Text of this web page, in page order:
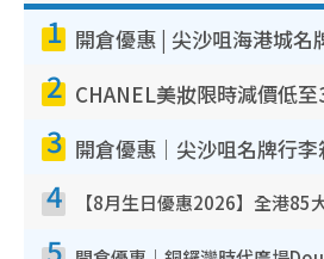
1
2
3
4
5